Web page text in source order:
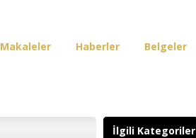
Makaleler Haberler Belgeler
İlgili Kategoriler